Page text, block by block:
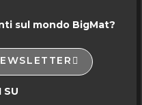
sul mondo BigMat?
SU